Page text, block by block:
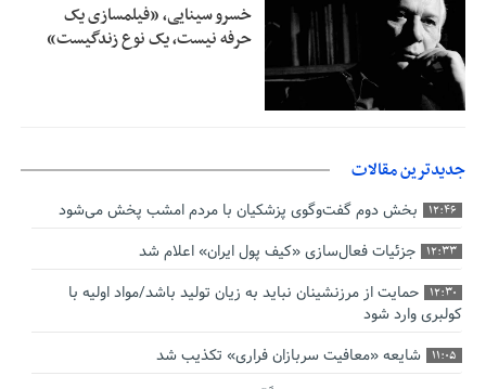
خسرو سینایی، «فیلمسازی یک
حرفه نیست، یک نوع زندگیست»
جدیدترین مقالات
12:46 بخش دوم گفت‌وگوی پزشکیان با مردم امشب پخش می‌شود
12:33 جزئیات فعال‌سازی «کیف پول ایران» اعلام شد
12:30
حمایت از مرزنشینان نباید به زیان تولید باشد/مواد اولیه با
کولبری وارد شود
11:05 شایعه «معافیت سربازان فراری» تکذیب شد